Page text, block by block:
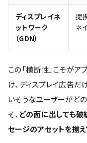
ディスプレイネ
ットワーク
（GDN）
提
ネ
この「横断性」こそがア
け、ディスプレイ広告だ
いそうなユーザーがど
そ、 どの面に出しても破
セージのアセットを揃え